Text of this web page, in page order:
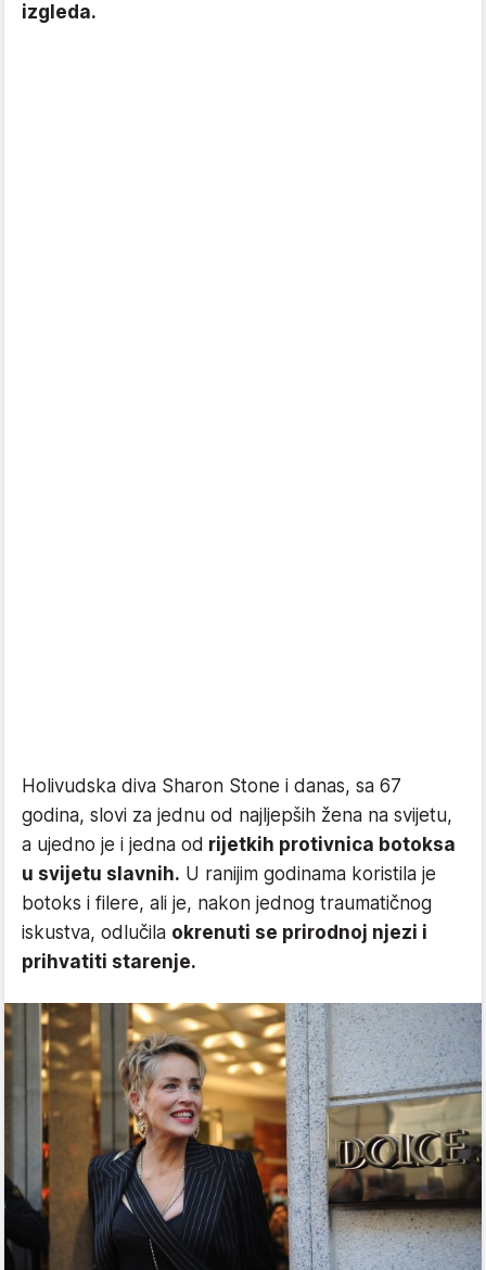
izgleda.
Holivudska diva Sharon Stone i danas, sa 67
godina, slovi za jednu od najljepših žena na svijetu,
a ujedno je i jedna od rijetkih protivnica botoksa
u svijetu slavnih. U ranijim godinama koristila je
botoks i filere, ali je, nakon jednog traumatičnog
iskustva, odlučila okrenuti se prirodnoj njezi i
prihvatiti starenje.